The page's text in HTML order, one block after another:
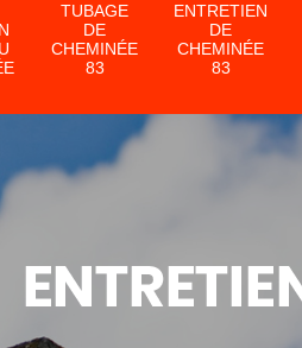
TUBAGE
DE
CHEMINÉE
83
ENTRETIEN
DE
CHEMINÉE
83